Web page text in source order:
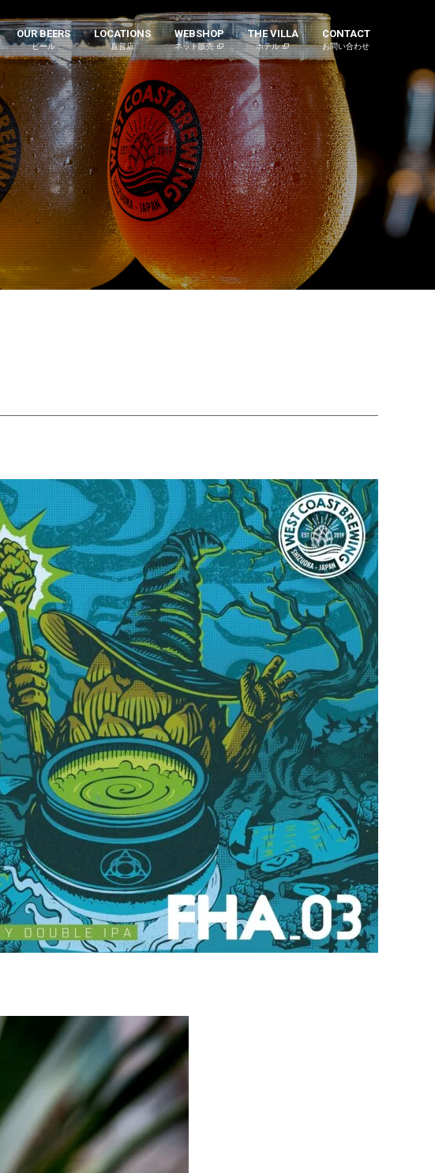
OUR BEERS
ビール
LOCATIONS
直営店
WEBSHOP
ネット販売
THE VILLA
ホテル
CONTACT
お問い合わせ